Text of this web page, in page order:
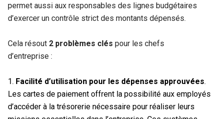
permet aussi aux responsables des lignes budgétaires
d’exercer un contrôle strict des montants dépensés.
Cela résout 2 problèmes clés pour les chefs
d’entreprise :
Facilité d’utilisation pour les dépenses approuvées.
Les cartes de paiement offrent la possibilité aux employés
d’accéder à la trésorerie nécessaire pour réaliser leurs